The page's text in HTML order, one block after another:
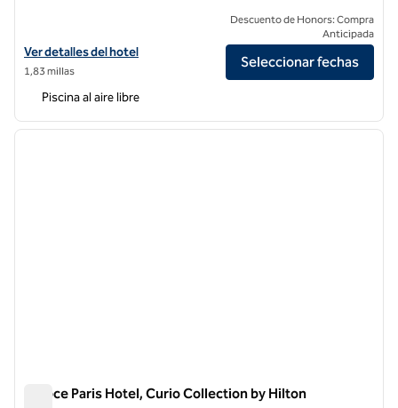
Ver detalles del hotel de Sax Paris, LXR Hotels & Resorts
Ver detalles del hotel
1,83 millas
Descuento de Honors: Compra
Anticipada
Seleccionar fechas
Piscina al aire libre
1 de 11
Niepce Paris Hotel, Curio Collection by Hilton